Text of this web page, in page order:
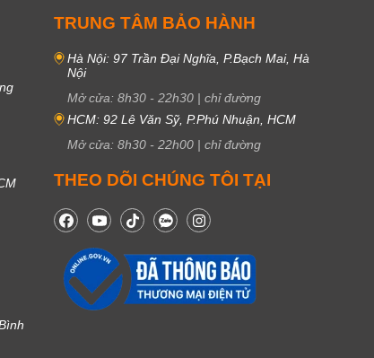
TRUNG TÂM BẢO HÀNH
Hà Nội: 97 Trần Đại Nghĩa, P.Bạch Mai, Hà
Nội
Mở cửa: 8h30 - 22h30 | chỉ đường
HCM: 92 Lê Văn Sỹ, P.Phú Nhuận, HCM
Mở cửa: 8h30 - 22h00 | chỉ đường
THEO DÕI CHÚNG TÔI TẠI